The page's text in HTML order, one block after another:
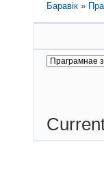
Баравік »